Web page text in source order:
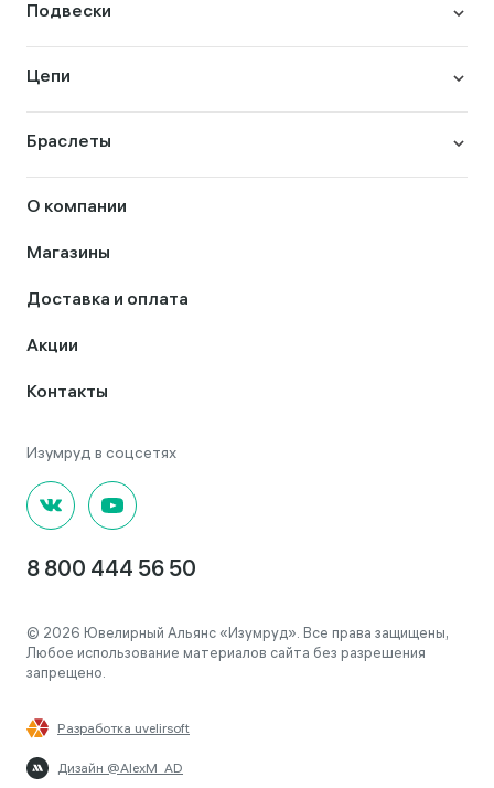
Подвески
Цепи
Браслеты
О компании
Магазины
Доставка и оплата
Акции
Контакты
8 800 444 56 50
© 2026 Ювелирный Альянс «Изумруд». Все права защищены,
Любое использование материалов сайта без разрешения
запрещено.
Разработка uvelirsoft
Дизайн @AlexM_AD